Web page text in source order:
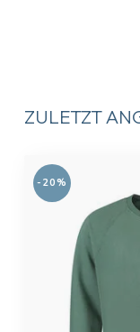
ZULETZT
-20%